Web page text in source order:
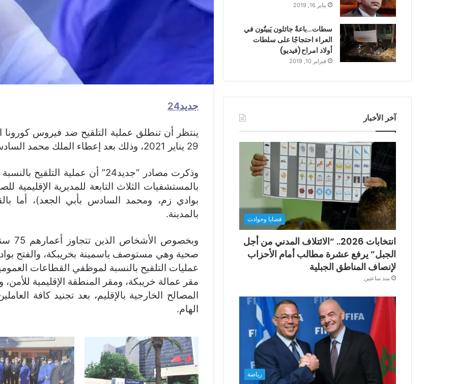
جديد24
ينتظر أن تنطلق عملية التلقيح ضد فيروس كورونا
29 يناير 2021، وذلك بعد إعطاء الملك محمد السادس الانطلاقة الفعلية للحملة اليوم الخميس.
بالمستشفيات الثلاث التابعة للمديرية
بوادي زم، ومحمد السادس بأبي الجعد)،
بالمدينة.
عمليات التلقيح بالنسبة لموظفي القطاعات
مقر عمالة خريبكة، ومقر المنطقة الإقليمية
المصالح الخارجية بالإقليم، بعد تجنيد كافة
الهام.
يناير 16, 2019
سطات…باعةٌ جائلون يَبيتُون في
العراء احتجاجًا على سلطات
أولاد امراح(فيديو)
فبراير 10, 2019
آخر الأخبار
قضايا وحوادث
انتخابات 2026.. “الائتلاف المدني من أجل
الجبل” يرفع عشرة مطالب أمام الأحزاب
لإنصاف المناطق الجبلية
منذ ساعتين
رياضة